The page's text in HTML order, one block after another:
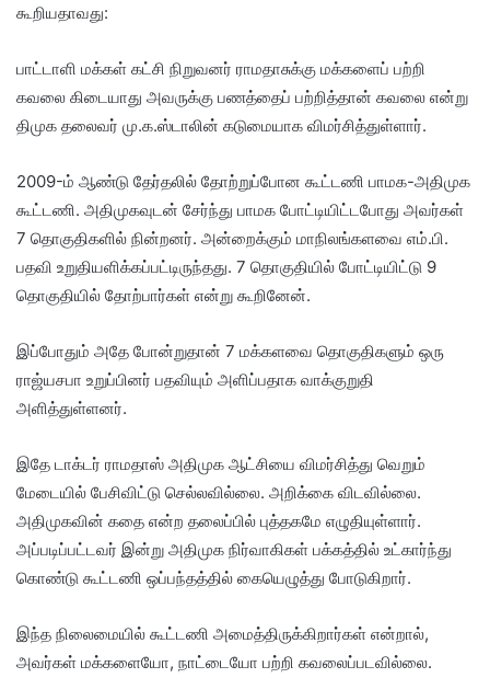
கூறியதாவது:
பாட்டாளி மக்கள் கட்சி நிறுவனர் ராமதாசுக்கு மக்களைப் பற்றி
கவலை கிடையாது அவருக்கு பணத்தைப் பற்றித்தான் கவலை என்று
திமுக தலைவர் மு.க.ஸ்டாலின் கடுமையாக விமர்சித்துள்ளார்.
2009-ம் ஆண்டு தேர்தலில் தோற்றுப்போன கூட்டணி பாமக-அதிமுக
கூட்டணி. அதிமுகவுடன் சேர்ந்து பாமக போட்டியிட்டபோது அவர்கள்
7 தொகுதிகளில் நின்றனர். அன்றைக்கும் மாநிலங்களவை எம்.பி.
பதவி உறுதியளிக்கப்பட்டிருந்தது. 7 தொகுதியில் போட்டியிட்டு 9
தொகுதியில் தோற்பார்கள் என்று கூறினேன்.
இப்போதும் அதே போன்றுதான் 7 மக்களவை தொகுதிகளும் ஒரு
ராஜ்யசபா உறுப்பினர் பதவியும் அளிப்பதாக வாக்குறுதி
அளித்துள்ளனர்.
இதே டாக்டர் ராமதாஸ் அதிமுக ஆட்சியை விமர்சித்து வெறும்
மேடையில் பேசிவிட்டு செல்லவில்லை. அறிக்கை விடவில்லை.
அதிமுகவின் கதை என்ற தலைப்பில் புத்தகமே எழுதியுள்ளார்.
அப்படிப்பட்டவர் இன்று அதிமுக நிர்வாகிகள் பக்கத்தில் உட்கார்ந்து
கொண்டு கூட்டணி ஒப்பந்தத்தில் கையெழுத்து போடுகிறார்.
இந்த நிலைமையில் கூட்டணி அமைத்திருக்கிறார்கள் என்றால்,
அவர்கள் மக்களையோ, நாட்டையோ பற்றி கவலைப்படவில்லை.